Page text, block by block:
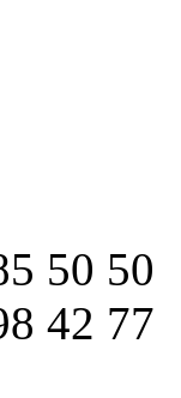
50 50
42 77